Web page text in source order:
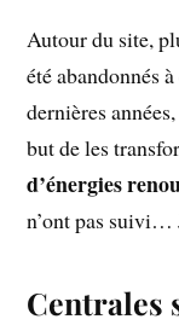
Autour du site,
été abandonnés
dernières
but de les
d’énergies
n’ont pas suivi…
Centrales